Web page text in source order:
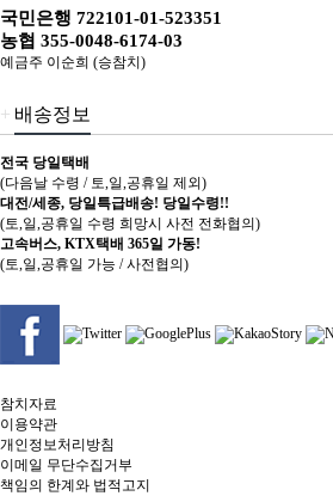
국민은행 722101-01-523351
농협 355-0048-6174-03
예금주 이순희 (승참치)
+ 배송정보
전국 당일택배
(다음날 수령 / 토,일,공휴일 제외)
대전/세종, 당일특급배송! 당일수령!!
(토,일,공휴일 수령 희망시 사전 전화협의)
고속버스, KTX택배 365일 가동!
(토,일,공휴일 가능 / 사전협의)
참치자료
이용약관
개인정보처리방침
이메일 무단수집거부
책임의 한계와 법적고지